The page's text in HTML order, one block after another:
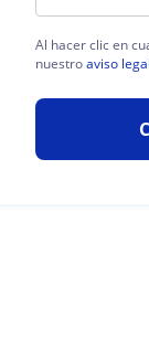
Al hacer clic en
nuestroaviso legal